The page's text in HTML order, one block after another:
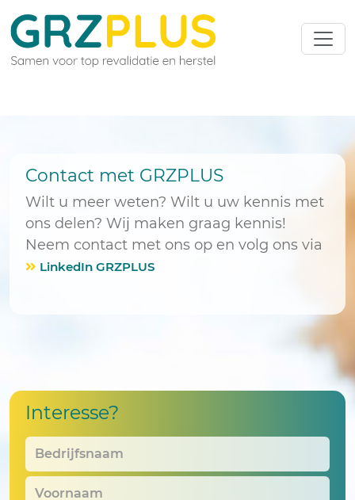
Contact met GRZPLUS
Wilt u meer weten? Wilt u uw kennis met
ons delen? Wij maken graag kennis!
Neem contact met ons op en volg ons via
LinkedIn GRZPLUS
Interesse?
Bedrijfsnaam
Voornaam